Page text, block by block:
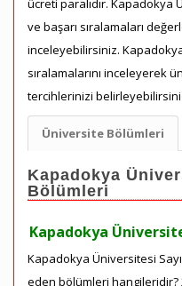
ücreti paralıdır. Kapadokya
ve başarı sıralamaları
inceleyebilirsiniz.
sıralamalarını inceleyerek
tercihlerinizi
Üniversite Bölümleri
Kapadokya
Bölümleri
Kapadokya
Kapadokya Üniversitesi
eden bölümleri hangileridir?